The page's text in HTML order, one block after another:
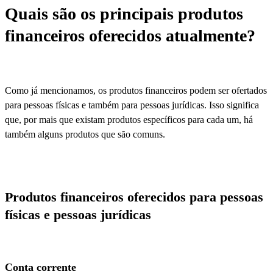
Quais são os principais produtos
financeiros oferecidos atualmente?
Como já mencionamos, os produtos financeiros podem ser ofertados
para pessoas físicas e também para pessoas jurídicas. Isso significa
que, por mais que existam produtos específicos para cada um, há
também alguns produtos que são comuns.
Produtos financeiros oferecidos para pessoas
físicas e pessoas jurídicas
Conta corrente